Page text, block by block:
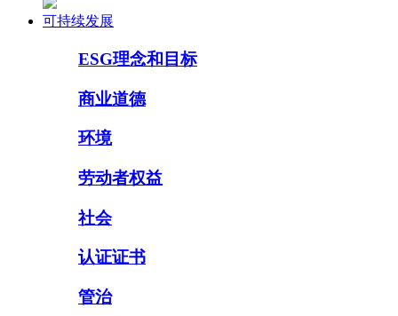
可持续发展
ESG理念和目标
商业道德
环境
劳动者权益
社会
认证证书
管治